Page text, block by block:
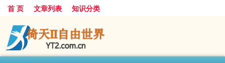
首 页 文章列表 知识分类